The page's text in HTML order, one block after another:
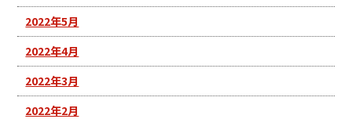
2022年5月
2022年4月
2022年3月
2022年2月